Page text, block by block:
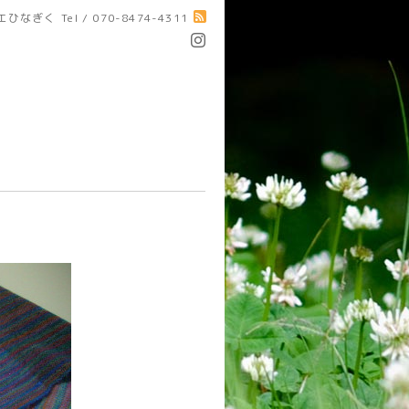
ひなぎく Tel / 070-8474-4311